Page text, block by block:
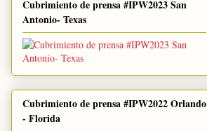
Cubrimiento de prensa #IPW2023 San
Antonio- Texas
Cubrimiento de prensa #IPW2022 Orlando
- Florida